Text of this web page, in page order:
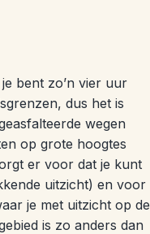
bent zo’n vier uur
dus het is
wegen
op grote hoogtes
er voor dat je kunt
uitzicht) en voor
je met uitzicht op de
is zo anders dan